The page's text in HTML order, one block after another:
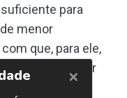
para
menor
que, para ele,
passe a ser
com um